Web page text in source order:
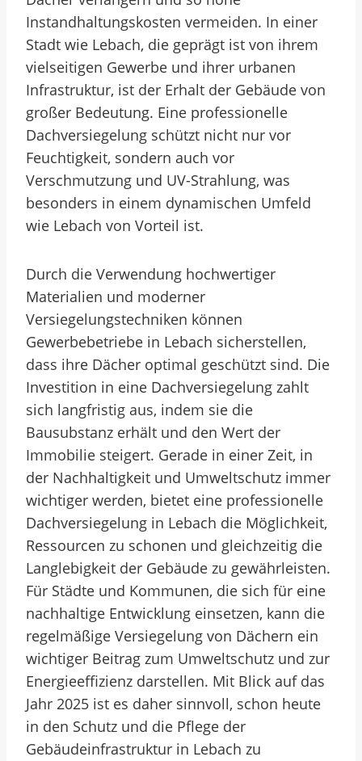
Instandhaltungskosten vermeiden. In einer
Stadt wie Lebach, die geprägt ist von ihrem
vielseitigen Gewerbe und ihrer urbanen
Infrastruktur, ist der Erhalt der Gebäude von
großer Bedeutung. Eine professionelle
Dachversiegelung schützt nicht nur vor
Feuchtigkeit, sondern auch vor
Verschmutzung und UV-Strahlung, was
besonders in einem dynamischen Umfeld
wie Lebach von Vorteil ist.
Durch die Verwendung hochwertiger
Materialien und moderner
Versiegelungstechniken können
Gewerbebetriebe in Lebach sicherstellen,
dass ihre Dächer optimal geschützt sind. Die
Investition in eine Dachversiegelung zahlt
sich langfristig aus, indem sie die
Bausubstanz erhält und den Wert der
Immobilie steigert. Gerade in einer Zeit, in
der Nachhaltigkeit und Umweltschutz immer
wichtiger werden, bietet eine professionelle
Dachversiegelung in Lebach die Möglichkeit,
Ressourcen zu schonen und gleichzeitig die
Langlebigkeit der Gebäude zu gewährleisten.
Für Städte und Kommunen, die sich für eine
nachhaltige Entwicklung einsetzen, kann die
regelmäßige Versiegelung von Dächern ein
wichtiger Beitrag zum Umweltschutz und zur
Energieeffizienz darstellen. Mit Blick auf das
Jahr 2025 ist es daher sinnvoll, schon heute
in den Schutz und die Pflege der
Gebäudeinfrastruktur in Lebach zu